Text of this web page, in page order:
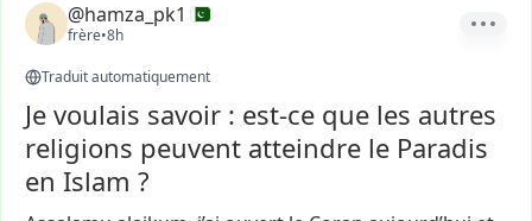
@hamza_pk1
frère•8h
Traduit automatiquement
Je voulais savoir : est-ce que les autres
religions peuvent atteindre le Paradis
en Islam ?